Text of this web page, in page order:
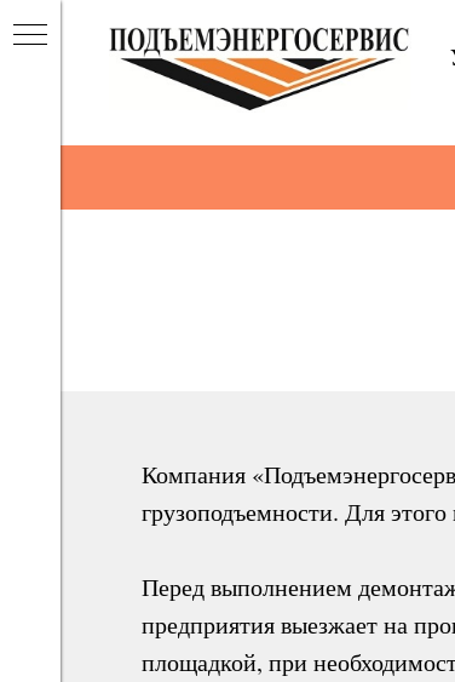
Компания
грузоподъемности. Для
Перед выполнением
предприятия выезжает на
площадкой, при